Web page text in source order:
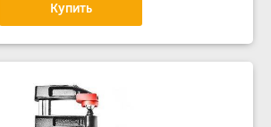
Купить